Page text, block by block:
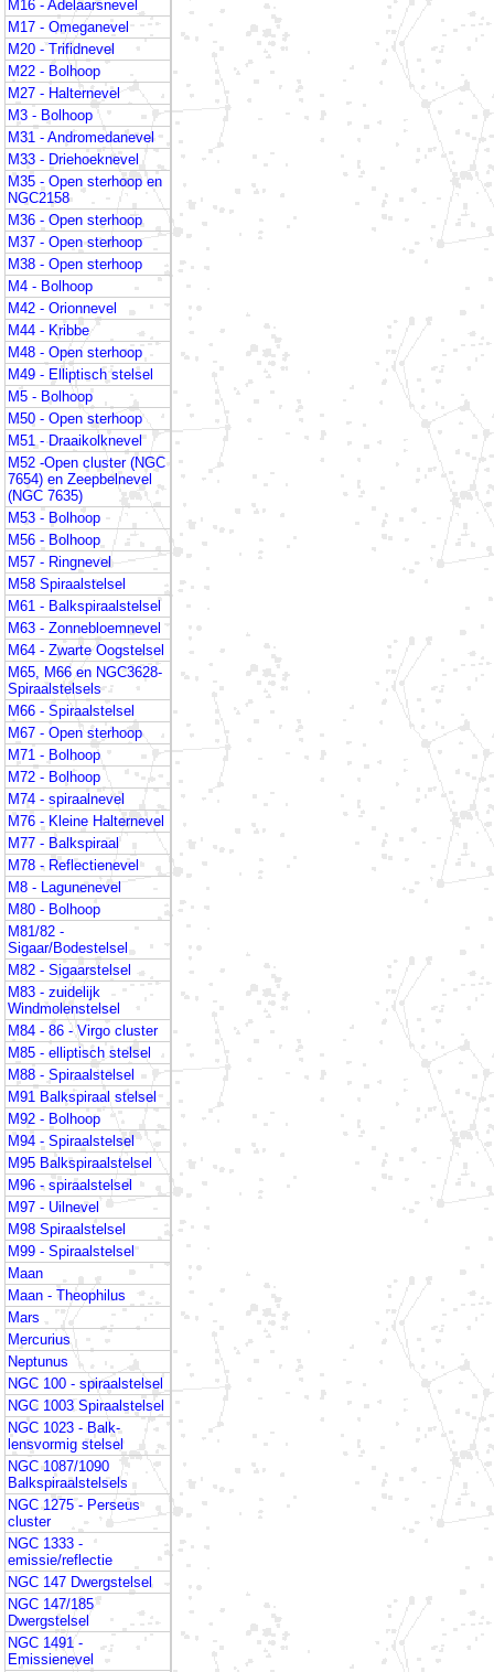
M16 - Adelaarsnevel
M17 - Omeganevel
M20 - Trifidnevel
M22 - Bolhoop
M27 - Halternevel
M3 - Bolhoop
M31 - Andromedanevel
M33 - Driehoeknevel
M35 - Open sterhoop en
NGC2158
M36 - Open sterhoop
M37 - Open sterhoop
M38 - Open sterhoop
M4 - Bolhoop
M42 - Orionnevel
M44 - Kribbe
M48 - Open sterhoop
M49 - Elliptisch stelsel
M5 - Bolhoop
M50 - Open sterhoop
M51 - Draaikolknevel
M52 -Open cluster (NGC
7654) en Zeepbelnevel
(NGC 7635)
M53 - Bolhoop
M56 - Bolhoop
M57 - Ringnevel
M58 Spiraalstelsel
M61 - Balkspiraalstelsel
M63 - Zonnebloemnevel
M64 - Zwarte Oogstelsel
M65, M66 en NGC3628-
Spiraalstelsels
M66 - Spiraalstelsel
M67 - Open sterhoop
M71 - Bolhoop
M72 - Bolhoop
M74 - spiraalnevel
M76 - Kleine Halternevel
M77 - Balkspiraal
M78 - Reflectienevel
M8 - Lagunenevel
M80 - Bolhoop
M81/82 -
Sigaar/Bodestelsel
M82 - Sigaarstelsel
M83 - zuidelijk
Windmolenstelsel
M84 - 86 - Virgo cluster
M85 - elliptisch stelsel
M88 - Spiraalstelsel
M91 Balkspiraal stelsel
M92 - Bolhoop
M94 - Spiraalstelsel
M95 Balkspiraalstelsel
M96 - spiraalstelsel
M97 - Uilnevel
M98 Spiraalstelsel
M99 - Spiraalstelsel
Maan
Maan - Theophilus
Mars
Mercurius
Neptunus
NGC 100 - spiraalstelsel
NGC 1003 Spiraalstelsel
NGC 1023 - Balk-
lensvormig stelsel
NGC 1087/1090
Balkspiraalstelsels
NGC 1275 - Perseus
cluster
NGC 1333 -
emissie/reflectie
NGC 147 Dwergstelsel
NGC 147/185
Dwergstelsel
NGC 1491 -
Emissienevel